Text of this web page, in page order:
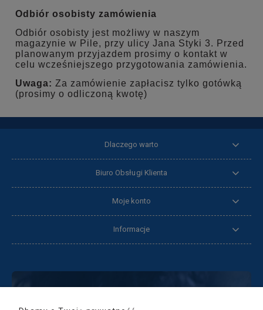
Odbiór osobisty zamówienia
Odbiór osobisty jest możliwy w naszym
magazynie w Pile, przy ulicy Jana Styki 3. Przed
planowanym przyjazdem prosimy o kontakt w
celu wcześniejszego przygotowania zamówienia.
Uwaga: Za zamówienie zapłacisz tylko gotówką
(prosimy o odliczoną kwotę)
Dlaczego warto
Biuro Obsługi Klienta
Moje konto
Informacje